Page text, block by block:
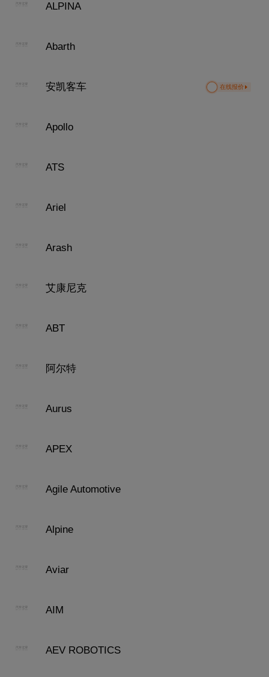
ALPINA
Abarth
安凯客车 在线报价
Apollo
ATS
Ariel
Arash
艾康尼克
ABT
阿尔特
Aurus
APEX
Agile Automotive
Alpine
Aviar
AIM
AEV ROBOTICS